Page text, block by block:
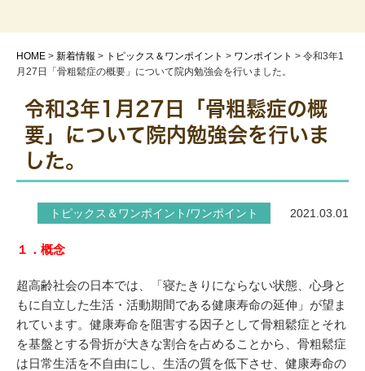
HOME > 新着情報 > トピックス＆ワンポイント > ワンポイント > 令和3年1
月27日「骨粗鬆症の概要」について院内勉強会を行いました。
令和3年1月27日「骨粗鬆症の概
要」について院内勉強会を行いま
した。
トピックス＆ワンポイント/ワンポイント 2021.03.01
１．概念
超高齢社会の日本では、「寝たきりにならない状態、心身と
もに自立した生活・活動期間である健康寿命の延伸」が望ま
れています。健康寿命を阻害する因子として骨粗鬆症とそれ
を基盤とする骨折が大きな割合を占めることから、骨粗鬆症
は日常生活を不自由にし、生活の質を低下させ、健康寿命の